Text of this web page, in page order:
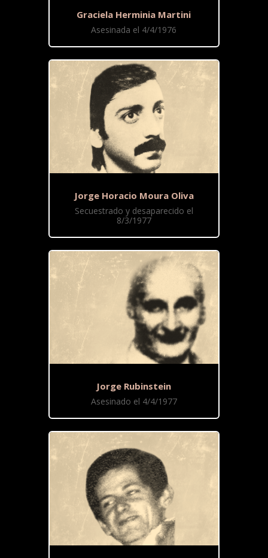
Graciela Herminia Martini
Asesinada el 4/4/1976
Jorge Horacio Moura Oliva
Secuestrado y desaparecido el
8/3/1977
Jorge Rubinstein
Asesinado el 4/4/1977